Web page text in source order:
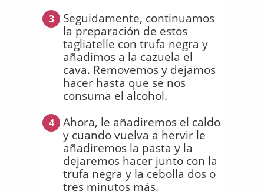
3
Seguidamente, continuamos
la preparación de estos
tagliatelle con trufa negra y
añadimos a la cazuela el
cava. Removemos y dejamos
hacer hasta que se nos
consuma el alcohol.
4
Ahora, le añadiremos el caldo
y cuando vuelva a hervir le
añadiremos la pasta y la
dejaremos hacer junto con la
trufa negra y la cebolla dos o
tres minutos más.